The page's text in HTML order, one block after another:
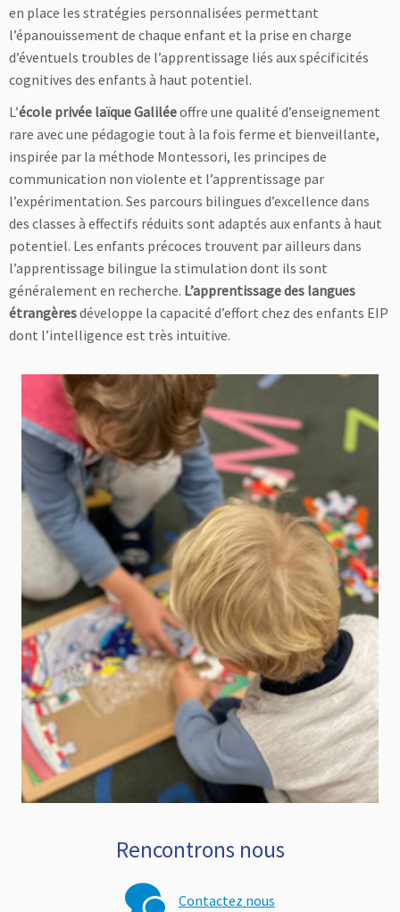
en place les stratégies personnalisées permettant
l’épanouissement de chaque enfant et la prise en charge
d’éventuels troubles de l’apprentissage liés aux spécificités
cognitives des enfants à haut potentiel.
L’école privée laïque Galiléeoffre une qualité d’enseignement
rare avec une pédagogie tout à la fois ferme et bienveillante,
inspirée par la méthode Montessori, les principes de
communication non violente et l’apprentissage par
l’expérimentation. Ses parcours bilingues d’excellence dans
des classes à effectifs réduits sont adaptés aux enfants à haut
potentiel. Les enfants précoces trouvent par ailleurs dans
l’apprentissage bilingue la stimulation dont ils sont
généralement en recherche. L’apprentissage des langues
étrangèresdéveloppe la capacité d’effort chez des enfants EIP
dont l’intelligence est très intuitive.
Rencontrons nous
Contactez nous